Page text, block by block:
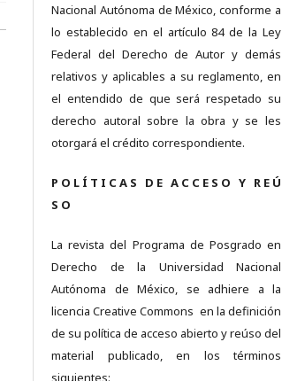
Nacional Autónoma de México, conforme a
lo establecido en el artículo 84 de la Ley
Federal del Derecho de Autor y demás
relativos y aplicables a su reglamento, en
el entendido de que será respetado su
derecho autoral sobre la obra y se les
otorgará el crédito correspondiente.
P O L Í T I C A S D E A C C E S O Y R E Ú
S O
La revista del Programa de Posgrado en
Derecho de la Universidad Nacional
Autónoma de México, se adhiere a la
licencia Creative Commons en la definición
de su política de acceso abierto y reúso del
material publicado, en los términos
siguientes: